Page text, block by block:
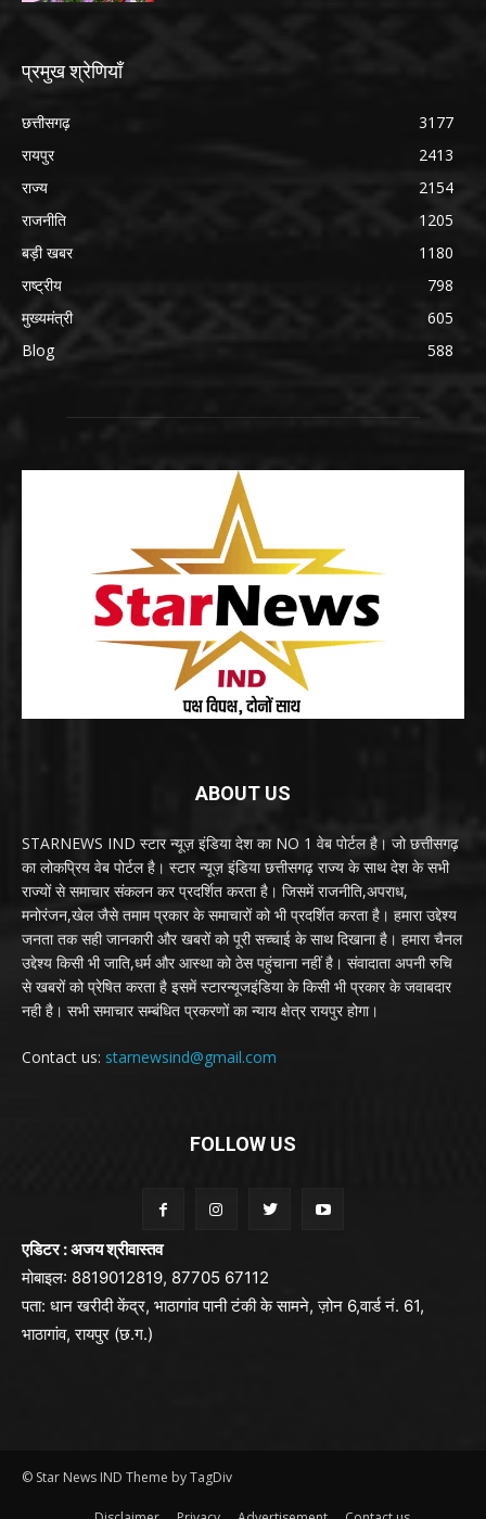
प्रमुख श्रेणियाँ
छत्तीसगढ़
3177
रायपुर
2413
राज्य
2154
राजनीति
1205
बड़ी खबर
1180
राष्ट्रीय
798
मुख्यमंत्री
605
Blog
588
ABOUT US
STARNEWS IND स्टार न्यूज़ इंडिया देश का NO 1 वेब पोर्टल है। जो छत्तीसगढ़
का लोकप्रिय वेब पोर्टल है। स्टार न्यूज़ इंडिया छत्तीसगढ़ राज्य के साथ देश के सभी
राज्यों से समाचार संकलन कर प्रदर्शित करता है। जिसमें राजनीति,अपराध,
मनोरंजन,खेल जैसे तमाम प्रकार के समाचारों को भी प्रदर्शित करता है। हमारा उद्देश्य
जनता तक सही जानकारी और खबरों को पूरी सच्चाई के साथ दिखाना है। हमारा चैनल
उद्देश्य किसी भी जाति,धर्म और आस्था को ठेस पहुंचाना नहीं है। संवादाता अपनी रुचि
से खबरों को प्रेषित करता है इसमें स्टारन्यूजइंडिया के किसी भी प्रकार के जवाबदार
नही है। सभी समाचार सम्बंधित प्रकरणों का न्याय क्षेत्र रायपुर होगा।
Contact us: starnewsind@gmail.com
FOLLOW US
एडिटर : अजय श्रीवास्तव
मोबाइल: 8819012819, 87705 67112
पता: धान खरीदी केंद्र, भाठागांव पानी टंकी के सामने, ज़ोन 6,वार्ड नं. 61,
भाठागांव, रायपुर (छ.ग.)
© Star News IND Theme by TagDiv